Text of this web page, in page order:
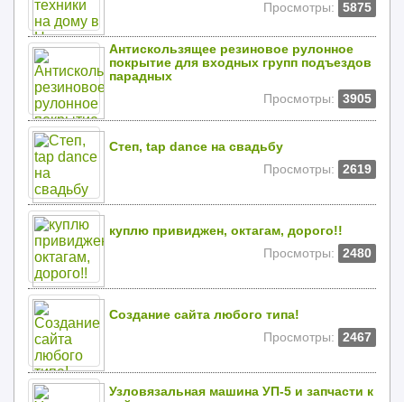
Просмотры:
5875
Антискользящее резиновое рулонное
покрытие для входных групп подъездов
парадных
Просмотры:
3905
Степ, tap dance на свадьбу
Просмотры:
2619
куплю привиджен, октагам, дорого!!
Просмотры:
2480
Создание сайта любого типа!
Просмотры:
2467
Узловязальная машина УП-5 и запчасти к